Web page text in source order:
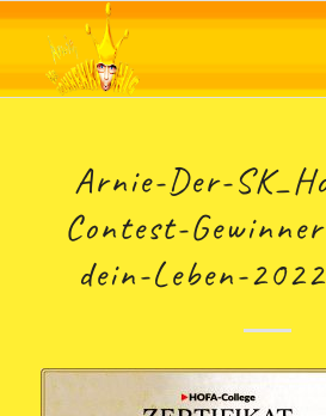
Arnie-Der-
Contest-
dein-Leben-